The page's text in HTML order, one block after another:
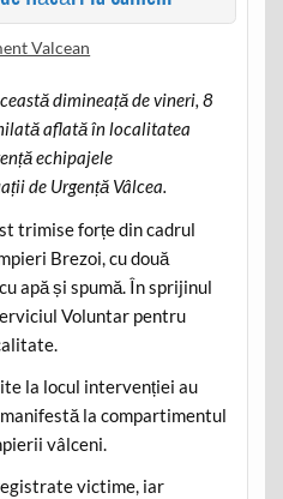
Valcean
dimineață de vineri, 8
aflată în localitatea
echipajele
de Urgență Vâlcea.
trimise forțe din cadrul
Brezoi, cu două
apă și spumă. În sprijinul
Voluntar pentru
la locul intervenției au
la compartimentul
vâlceni.
victime, iar